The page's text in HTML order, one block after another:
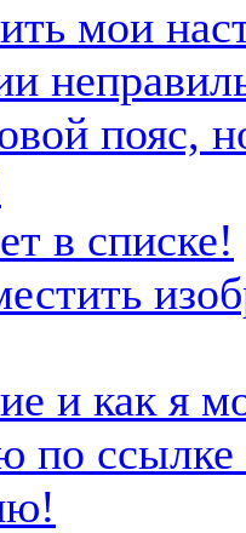
мои
пояс,
в списке!
и как я
по